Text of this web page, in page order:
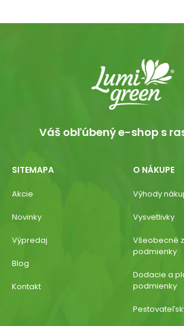
Váš obľúbený e-shop s
SITEMAPA
Akcie
Novinky
Výpredaj
Blog
Kontakt
O NÁKUPE
Výhody
Vysvetlivky
Všeobecné
podmienky
Dodacie a
podmienky